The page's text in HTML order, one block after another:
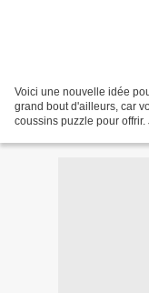
Voici une nouvelle idée
grand bout d'ailleurs, car
coussins puzzle pour